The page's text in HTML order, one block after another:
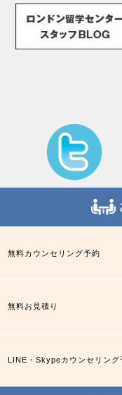
無料カウンセリング予約
無料お見積り
LINE・Skypeカウンセリング